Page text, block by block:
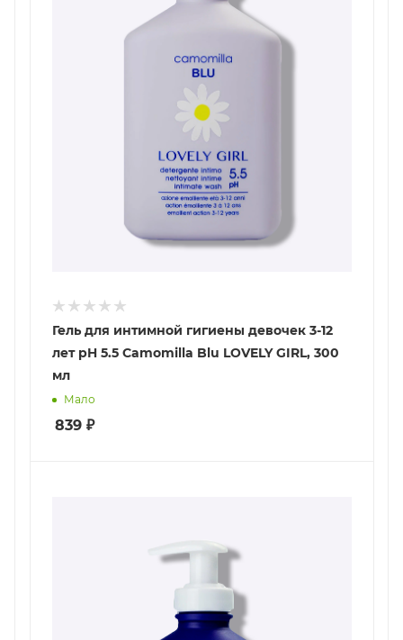
Гель для интимной гигиены девочек 3-12
лет pH 5.5 Camomilla Blu LOVELY GIRL, 300
мл
Мало
839 ₽